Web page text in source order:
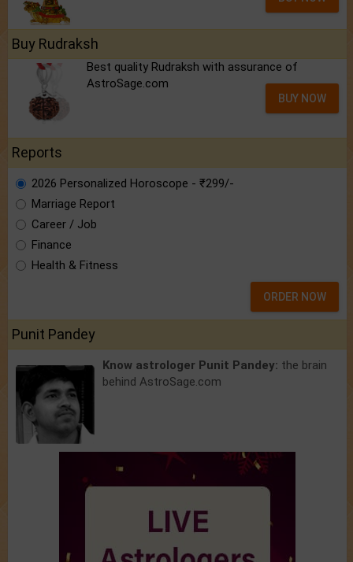
Buy Rudraksh
Best quality Rudraksh with assurance of
AstroSage.com
BUY NOW
Reports
2026 Personalized Horoscope - ₹299/-
Marriage Report
Career / Job
Finance
Health & Fitness
ORDER NOW
Punit Pandey
Know astrologer Punit Pandey: the brain
behind AstroSage.com